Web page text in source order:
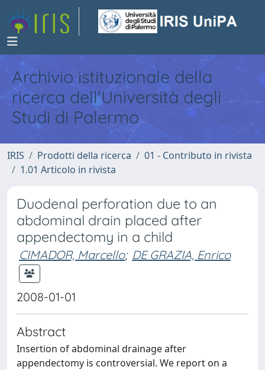
Archivio istituzionale della
ricerca dell'Università degli
Studi di Palermo
IRIS Prodotti della ricerca
01 - Contributo in rivista
1.01 Articolo in rivista
Duodenal perforation due to an
abdominal drain placed after
appendectomy in a child
CIMADOR, Marcello; DE GRAZIA, Enrico
2008-01-01
Abstract
Insertion of abdominal drainage after
appendectomy is controversial. We report on a